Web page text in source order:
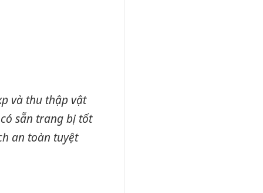
và thu thập vật
sẵn trang bị tốt
an toàn tuyệt